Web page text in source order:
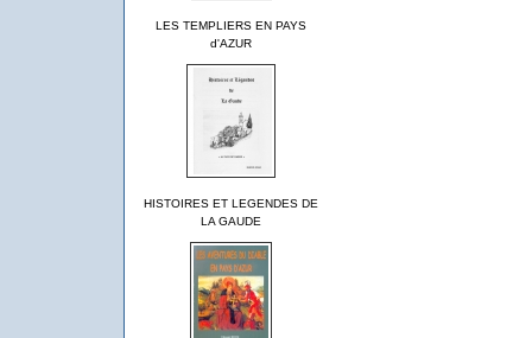
LES TEMPLIERS EN PAYS
d'AZUR
HISTOIRES ET LEGENDES DE
LA GAUDE